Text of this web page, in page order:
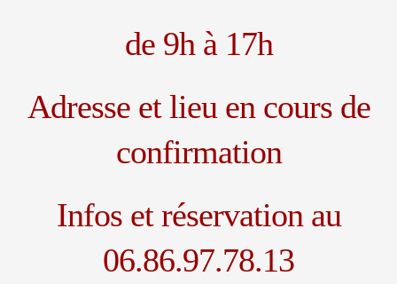
de 9h à 17h
Adresse et lieu en cours de
confirmation
Infos et réservation au
06.86.97.78.13